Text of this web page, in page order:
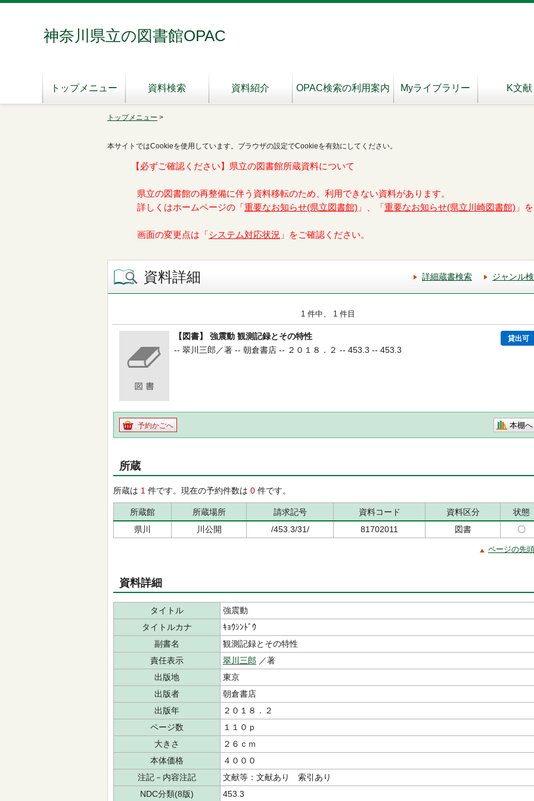
神奈川県立の図書館OPAC
トップメニュー 資料検索 資料紹介 OPAC検索の利用案内 Myライブラリー K文献
トップメニュー >
本サイトではCookieを使用しています。ブラウザの設定でCookieを有効にしてください。
【必ずご確認ください】県立の図書館所蔵資料について
県立の図書館の再整備に伴う資料移転のため、利用できない資料があります。
詳しくはホームページの「 重要なお知らせ(県立図書館) 」、「 重要なお知らせ(県立川崎図書館) 」
画面の変更点は「 システム対応状況 」をご確認ください。
資料詳細 詳細蔵書検索 ジャンル
1 件中、 1 件目
【図書】 強震動 観測記録とその特性 貸出可
-- 翠川三郎／著 -- 朝倉書店 -- ２０１８．２ -- 453.3 -- 453.3
予約かごへ 本棚へ
所蔵
所蔵は 1 件です。現在の予約件数は 0 件です。
所蔵館 所蔵場所 請求記号 資料コード 資料区分
状態
県川
川公開 /453.3/31/ 81702011 図書 〇
ページの先
資料詳細
タイトル
強震動
タイトルカナ
ｷｮｳｼﾝﾄﾞｳ
副書名
観測記録とその特性
責任表示
翠川三郎 ／著
出版地
東京
出版者
朝倉書店
出版年
２０１８．２
ページ数
１１０ｐ
大きさ
２６ｃｍ
本体価格
４０００
注記－内容注記
文献等：文献あり 索引あり
NDC分類(8版)
453.3